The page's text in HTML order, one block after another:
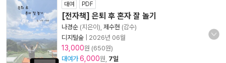
대여 PDF
[전자책] 은퇴 후 혼자 잘 놀기
나경순 (지은이), 제수현 (감수)
디지털숲
2026년 06월
13,000원 (650원)
대여가 6,000원, 7일